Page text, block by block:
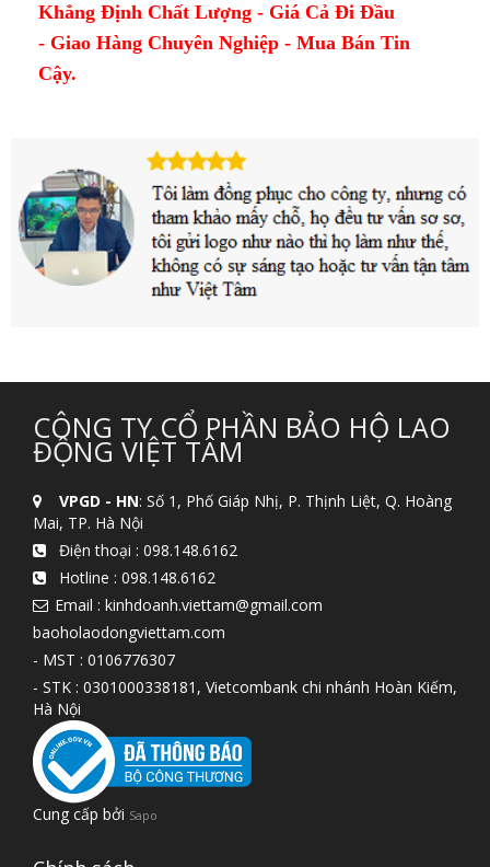
Khẳng Định Chất Lượng - Giá Cả Đi Đầu
- Giao Hàng Chuyên Nghiệp - Mua Bán Tin
Cậy.
CÔNG TY CỔ PHẦN BẢO HỘ LAO
ĐỘNG VIỆT TÂM
VPGD - HN: Số 1, Phố Giáp Nhị, P. Thịnh Liệt, Q. Hoàng
Mai, TP. Hà Nội
Điện thoại : 098.148.6162
Hotline : 098.148.6162
Email : kinhdoanh.viettam@gmail.com
baoholaodongviettam.com
- MST : 0106776307
- STK : 0301000338181, Vietcombank chi nhánh Hoàn Kiếm,
Hà Nội
Cung cấp bởi Sapo